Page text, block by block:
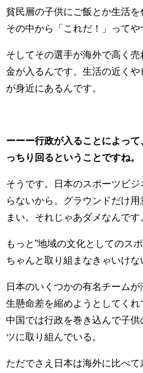
貧民層の子供にご飯とか生活を
その中から「これだ！」ってや
そしてその選手が海外で高く
金が入るんです。生活の近く
が身近にあるんです。
ーーー行政が入ることによっ
っちり回るということですね。
そうです。日本のスポーツビ
らないから。グラウンドだけ
まい。それじゃあダメなんです
もっと”地域の文化としてのス
ちゃんと取り組まなきゃいけな
日本のいくつかの有名チーム
生懸命差を縮めようとしてく
中国では行政を巻き込んで子
ツに取り組んでいる。
ただでさえ日本は海外に比べ